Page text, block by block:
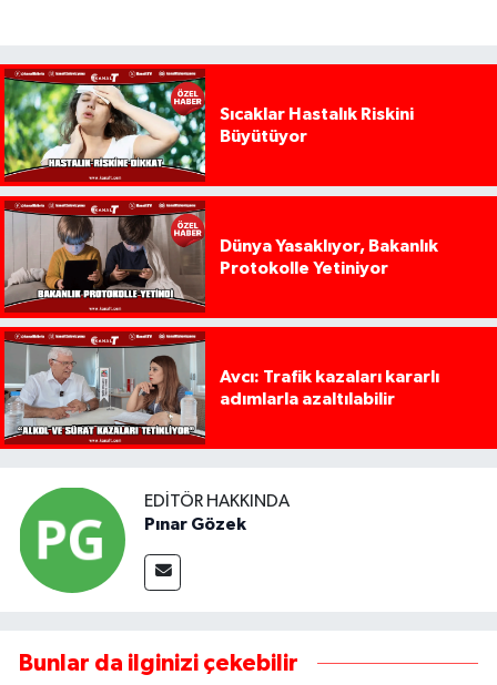
Sıcaklar Hastalık Riskini
Büyütüyor
Dünya Yasaklıyor, Bakanlık
Protokolle Yetiniyor
Avcı: Trafik kazaları kararlı
adımlarla azaltılabilir
EDITÖR HAKKINDA
Pınar Gözek
Bunlar da ilginizi çekebilir